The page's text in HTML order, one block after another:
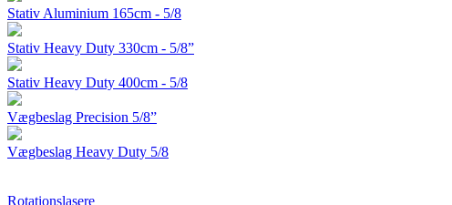
Stativ Aluminium 165cm - 5/8
Stativ Heavy Duty 330cm - 5/8”
Stativ Heavy Duty 400cm - 5/8
Vægbeslag Precision 5/8”
Vægbeslag Heavy Duty 5/8
Rotationslasere